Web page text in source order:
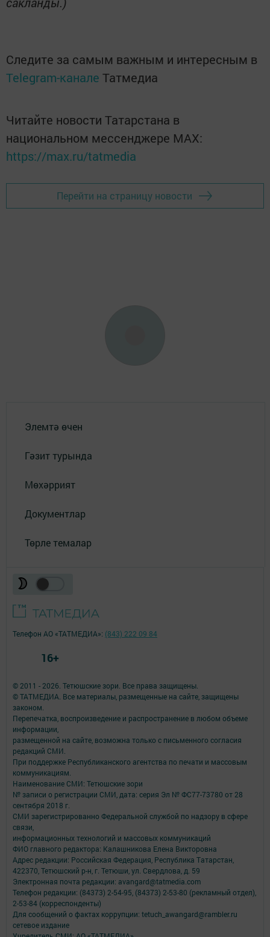
Следите за самым важным и интересным в
Telegram-канале Татмедиа
Читайте новости Татарстана в
национальном мессенджере MАХ:
https://max.ru/tatmedia
Перейти на страницу новости
Элемтә өчен
Гәзит турында
Мөхәррият
Документлар
Төрле темалар
© 2011 - 2026. Тетюшские зори. Все права защищены.
© ТАТМЕДИА. Все материалы, размещенные на сайте, защищены
законом.
Перепечатка, воспроизведение и распространение в любом объеме
информации,
размещенной на сайте, возможна только с письменного согласия
редакций СМИ.
При поддержке Республиканского агентства по печати и массовым
коммуникациям.
Наименование СМИ: Тетюшские зори
№ записи о регистрации СМИ, дата: серия Эл № ФС77-73780 от 28
сентября 2018 г.
СМИ зарегистрированно Федеральной службой по надзору в сфере
связи,
информационных технологий и массовых коммуникаций
ФИО главного редактора: Калашникова Елена Викторовна
Адрес редакции: Российская Федерация, Республика Татарстан,
422370, Тетюшский р-н, г. Тетюши, ул. Свердлова, д. 59
Электронная почта редакции: avangard@tatmedia.com
Телефон редакции: (84373) 2-54-95, (84373) 2-53-80 (рекламный отдел),
2-53-84 (корреспонденты)
Для сообщений о фактах коррупции: tetuch_awangard@rambler.ru
сетевое издание
Телефон АО «ТАТМЕДИА»: (843) 222 09 84
16+